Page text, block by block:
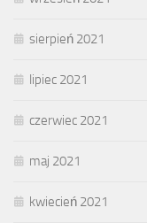
sierpień 2021
lipiec 2021
czerwiec 2021
maj 2021
kwiecień 2021